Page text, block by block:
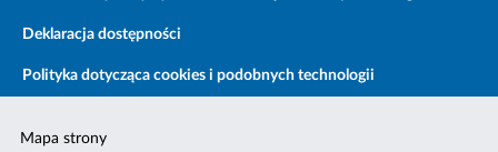
Deklaracja dostępności
Polityka dotycząca cookies i podobnych technologii
Mapa strony